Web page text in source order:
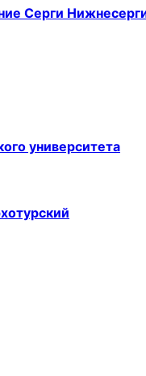
Серги
университета